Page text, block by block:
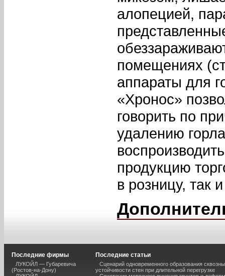
алопецией,
помещениях
аппараты для
«Хронос»
говорить по
удалению
продукцию
в розницу, так
Последние фирмы
ЛУКОЙЛ — Губаревича
(Ростов-на-Дону)
Последние статьи
Сценарий одновременного образования
устойчивости стен при длительной перегрузке